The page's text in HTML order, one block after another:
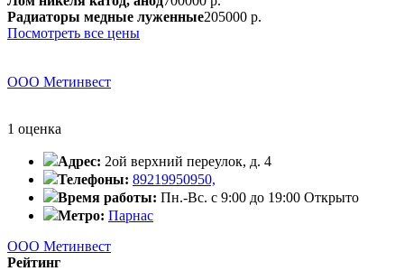
Радиаторы медные луженные205000 р.
Посмотреть все цены
ООО Метинвест
1 оценка
Адрес: 2ой верхний переулок, д. 4
Телефоны: 89219950950,
Время работы: Пн.-Вс. с 9:00 до 19:00 Открыто
Метро: Парнас
ООО Метинвест
Рейтинг